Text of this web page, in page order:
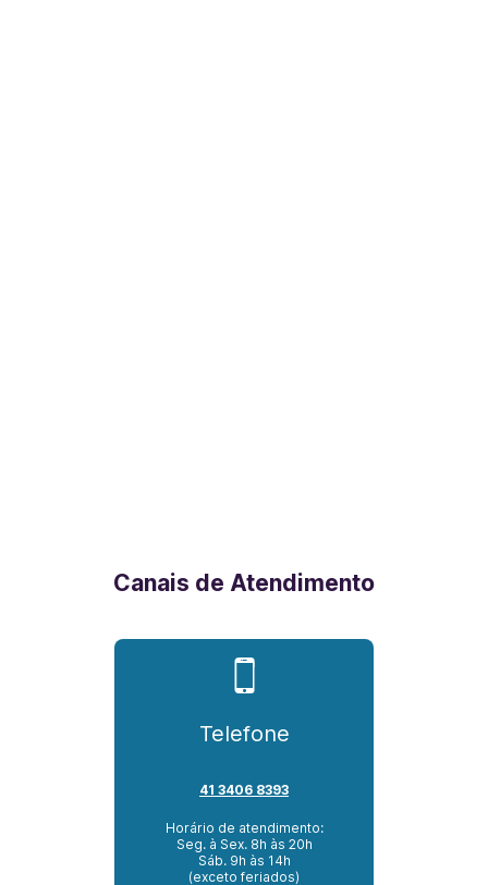
Canais de Atendimento
Telefone
41 3406 8393
Horário de atendimento:
Seg. à Sex. 8h às 20h
Sáb. 9h às 14h
(exceto feriados)